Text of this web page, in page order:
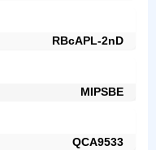
RBcAPL-2nD
MIPSBE
QCA9533